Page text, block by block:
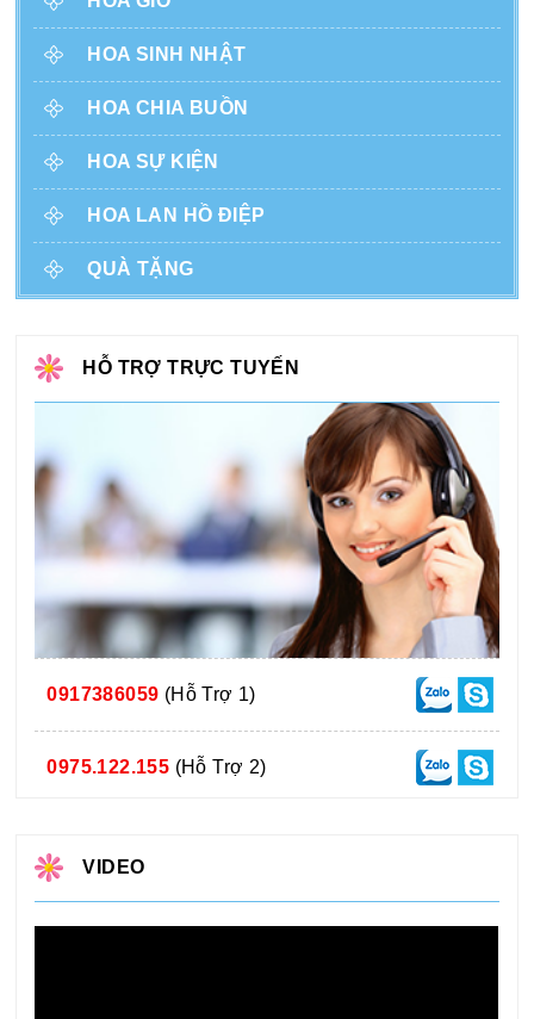
HOA SINH NHẬT
HOA CHIA BUỒN
HOA SỰ KIỆN
HOA LAN HỒ ĐIỆP
QUÀ TẶNG
HỖ TRỢ TRỰC TUYẾN
0917386059 (Hỗ Trợ 1)
0975.122.155 (Hỗ Trợ 2)
VIDEO